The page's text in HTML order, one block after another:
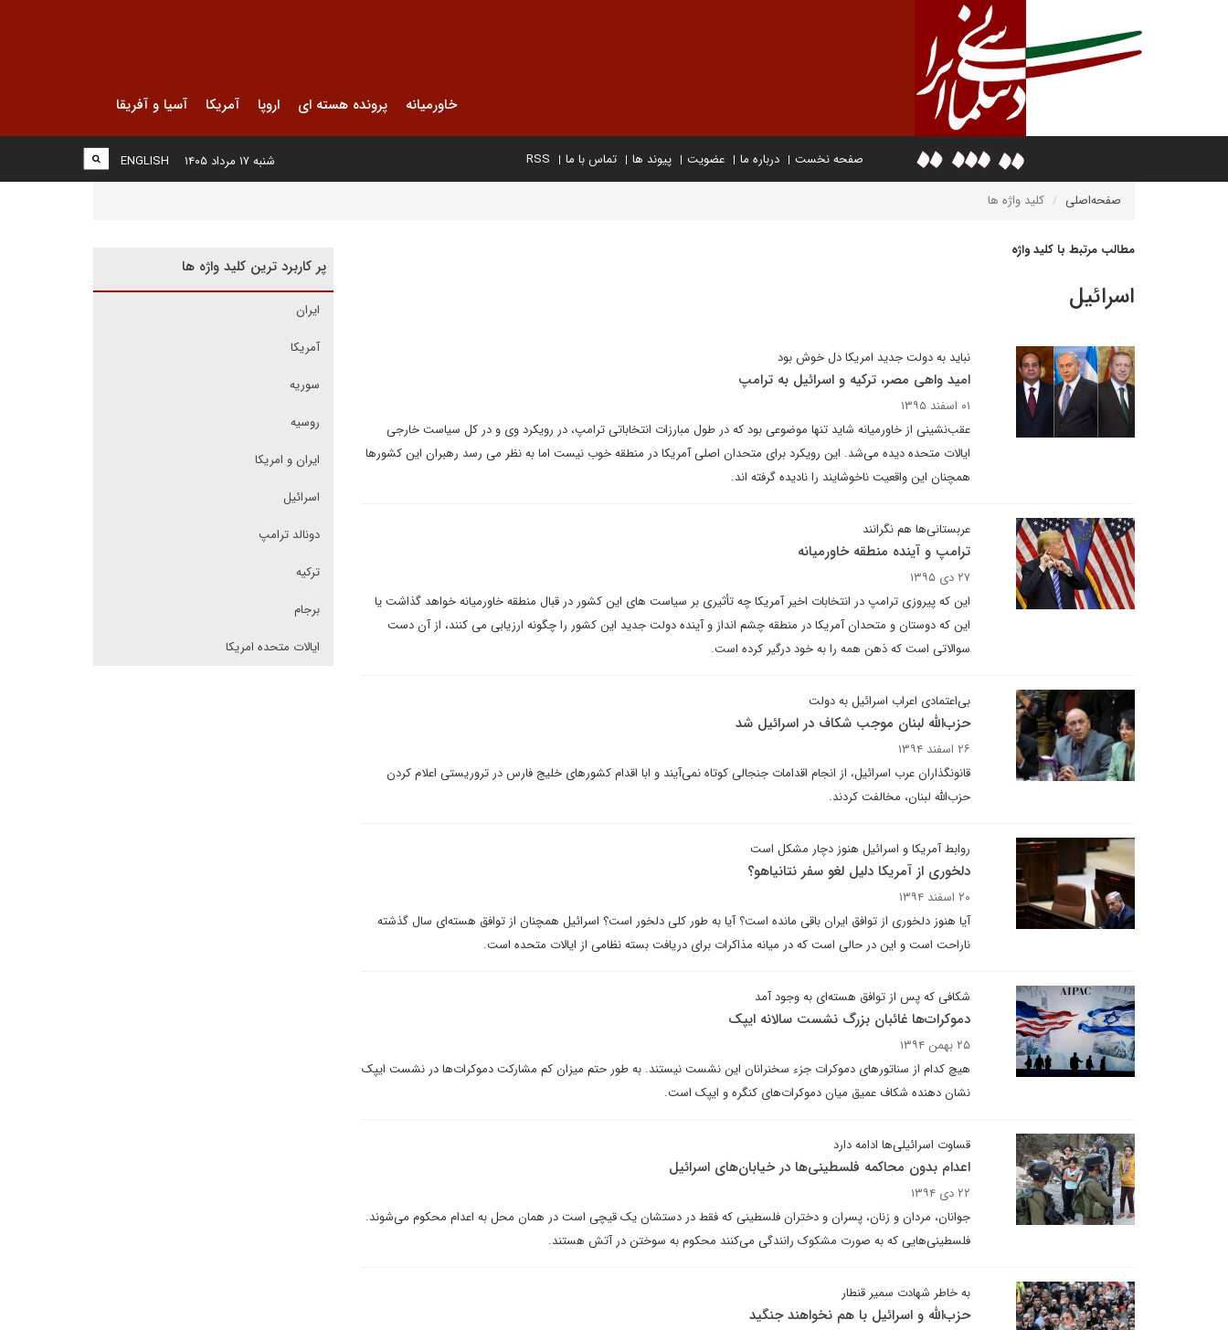
خاورمیانه پرونده هسته ای اروپا آمریکا آسیا و آفریقا
صفحه نخست درباره ما عضویت پیوند ها تماس با ما RSS
ENGLISH شنبه ۱۷ مرداد ۱۴۰۵
صفحه‌اصلی کلید واژه ها
مطالب مرتبط با کلید واژه
اسرائيل
نباید به دولت جدید امریکا دل خوش بود
امید واهی مصر، ترکیه و اسرائیل به ترامپ
۰۱ اسفند ۱۳۹۵
عقب‌نشینی از خاورمیانه شاید تنها موضوعی بود که در طول مبارزات انتخاباتی ترامپ، در رویکرد وی و در کل سیاست خارجی
ایالات متحده دیده می‌شد. این رویکرد برای متحدان اصلی آمریکا در منطقه خوب نیست اما به نظر می رسد رهبران این کشورها
همچنان این واقعیت ناخوشایند را نادیده گرفته اند.
عربستانی‌ها هم نگرانند
ترامپ و آینده منطقه خاورمیانه
۲۷ دی ۱۳۹۵
این که پیروزی ترامپ در انتخابات اخیر آمریکا چه تأثیری بر سیاست های این کشور در قبال منطقه خاورمیانه خواهد گذاشت یا
این که دوستان و متحدان آمریکا در منطقه چشم انداز و آینده دولت جدید این کشور را چگونه ارزیابی می کنند، از آن دست
سوالاتی است که ذهن همه را به خود درگیر کرده است.
بی‌اعتمادی اعراب اسرائیل به دولت
حزب‌الله لبنان موجب شکاف در اسرائیل شد
۲۶ اسفند ۱۳۹۴
قانونگذاران عرب اسرائیل، از انجام اقدامات جنجالی کوتاه نمی‌آیند و ابا اقدام کشورهای خلیج فارس در تروریستی اعلام کردن
حزب‌الله لبنان، مخالفت کردند.
روابط آمریکا و اسرائیل هنوز دچار مشکل است
دلخوری از آمریکا دلیل لغو سفر نتانیاهو؟
۲۰ اسفند ۱۳۹۴
آیا هنوز دلخوری از توافق ایران باقی مانده است؟ آیا به طور کلی دلخور است؟ اسرائیل همچنان از توافق هسته‌ای سال گذشته
ناراحت است و این در حالی است که در میانه مذاکرات برای دریافت بسته نظامی از ایالات متحده است.
شکافی که پس از توافق هسته‌ای به وجود آمد
دموکرات‌ها غائبان بزرگ نشست سالانه ایپک
۲۵ بهمن ۱۳۹۴
هیچ کدام از سناتورهای دموکرات جزء سخنرانان این نشست نیستند. به طور حتم میزان کم مشارکت دموکرات‌ها در نشست ایپک
نشان دهنده شکاف عمیق میان دموکرات‌های کنگره و ایپک است.
قساوت اسرائیلی‌ها ادامه دارد
اعدام بدون محاکمه فلسطینی‌ها در خیابان‌های اسرائیل
۲۲ دی ۱۳۹۴
جوانان، مردان و زنان، پسران و دختران فلسطینی که فقط در دستشان یک قیچی است در همان محل به اعدام محکوم می‌شوند.
فلسطینی‌هایی که به صورت مشکوک رانندگی می‌کنند محکوم به سوختن در آتش هستند.
به خاطر شهادت سمیر قنطار
حزب‌الله و اسرائیل با هم نخواهند جنگید
پر کاربرد ترین کلید واژه ها
ایران
آمریکا
سوریه
روسیه
ایران و امریکا
اسرائیل
دونالد ترامپ
ترکیه
برجام
ایالات متحده امریکا